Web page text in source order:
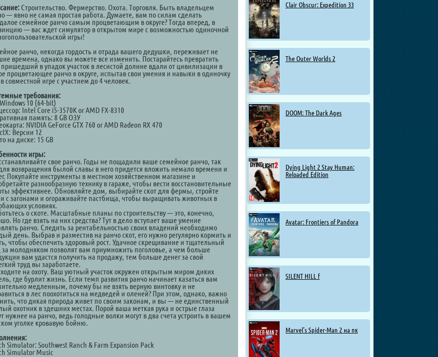
Clair Obscur: Expedition 33
The Outer Worlds 2
DOOM: The Dark Ages
Dying Light 2 Stay Human:
Reloaded Edition
Avatar: Frontiers of Pandora
SILENT HILL f
Marvel’s Spider-Man 2 на пк
Строительство. Фермерство. Охота. Торговля. Быть владельцем
— явно не самая простая работа. Думаете, вам по силам сделать
семейное ранчо самым процветающим в округе? Тогда вперед, в
— вас ждет симулятор в открытом мире с возможностью одиночной
игры!
ранчо, некогда гордость и отрада вашего дедушки, переживает не
времена, однако вы можете все изменить. Постарайтесь превратить
пришедший в упадок участок в лесистой долине вдали от цивилизации в
процветающее ранчо в округе, испытав свои умения и навыки в одиночку
совместной игре с участием до 4 человек.
требования:
10 (64-bit)
Intel Core i5-3570K or AMD FX-8310
память: 8 GB ОЗУ
NVIDIA GeForce GTX 760 or AMD Radeon RX 470
Версии 12
на диске: 15 GB
игры:
свое ранчо. Годы не пощадили ваше семейное ранчо, так
возвращения былой славы в него придется вложить немало времени и
Покупайте инструменты в местном хозяйственном магазине и
разнообразную технику в гараже, чтобы вести восстановительные
эффективнее. Обновляйте дом, выбирайте скот для фермы, стройте
с загонами и огораживайте пастбища, чтобы выращивать животных в
условиях.
о скоте. Масштабные планы по строительству — это, конечно,
Но где взять на них средства? Тут в дело вступает ваше умение
ранчо. Следить за рентабельностью своих владений необходимо
день. Выбрав и разместив на ранчо скот, его нужно регулярно кормить и
чтобы обеспечить здоровый рост. Удачное скрещивание и тщательный
за молодняком позволят вам приумножить поголовье, а чем больше
вам удастся получить на продажу, тем больше денег за свой
труд вы заработаете.
на охоту. Ваш уютный участок окружен открытым миром диких
где бурлит жизнь. Если темп развития ранчо начинает казаться вам
медленным, почему бы не взять верную винтовку и не
в лес поохотиться на медведей и оленей? При этом, однако, важно
что дикая природа живет по своим законам, и вы — не единственный
охотник в здешних местах. Порой ваша меткая рука и острые глаза
нужнее на ранчо, ведь голодные волки могут в два счета устроить в вашем
уголке кровавую бойню.
Simulator: Southwest Ranch & Farm Expansion Pack
Simulator Music